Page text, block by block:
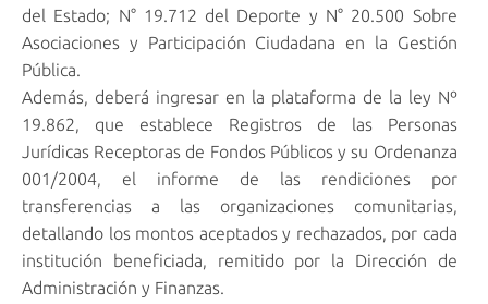
del Estado; N° 19.712 del Deporte y N° 20.500 Sobre
Asociaciones y Participación Ciudadana en la Gestión
Pública.
Además, deberá ingresar en la plataforma de la ley Nº
19.862, que establece Registros de las Personas
Jurídicas Receptoras de Fondos Públicos y su Ordenanza
001/2004, el informe de las rendiciones por
transferencias a las organizaciones comunitarias,
detallando los montos aceptados y rechazados, por cada
institución beneficiada, remitido por la Dirección de
Administración y Finanzas.